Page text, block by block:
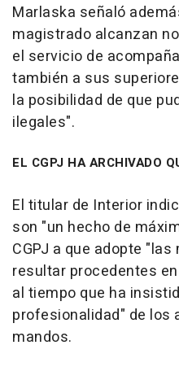
Marlaska señaló
magistrado alcanzan
el servicio de
también a sus
la posibilidad de que
ilegales".
EL CGPJ HA ARCHIVADO
El titular de Interior
son "un hecho de
CGPJ a que adopte
resultar procedentes
al tiempo que ha
profesionalidad" de los
mandos.